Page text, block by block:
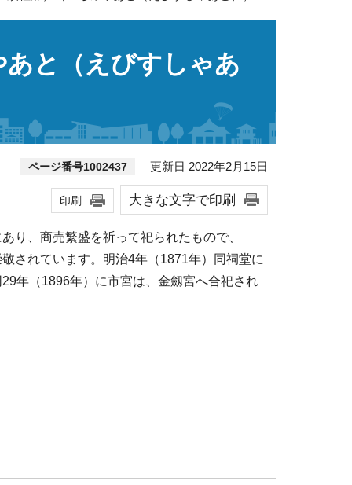
と（えびすしゃあ
ページ番号1002437 更新日 2022年2月15日
印刷 大きな文字で印刷
り、商売繁盛を祈って祀られたもので、
敬されています。明治4年（1871年）同祠堂に
年（1896年）に市宮は、金劔宮へ合祀され